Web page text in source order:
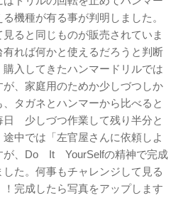
機種が有る事が判明しました。
ると同じものが販売されていま
れば何かと使えるだろうと判断
入してきたハンマードリルでは
、家庭用のためか少しづつしか
タガネとハンマーから比べると
日 少しづつ作業して残り半分と
中では「左官屋さんに依頼しよ
が、Do It YourSelfの精神で完成
た。何事もチャレンジして見る
完成したら写真をアップします